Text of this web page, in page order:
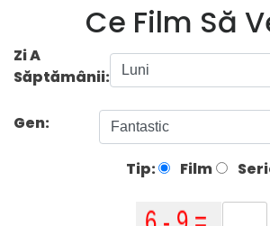
Ce Film Să
Zi A
Săptămânii:
Gen:
Tip: Film